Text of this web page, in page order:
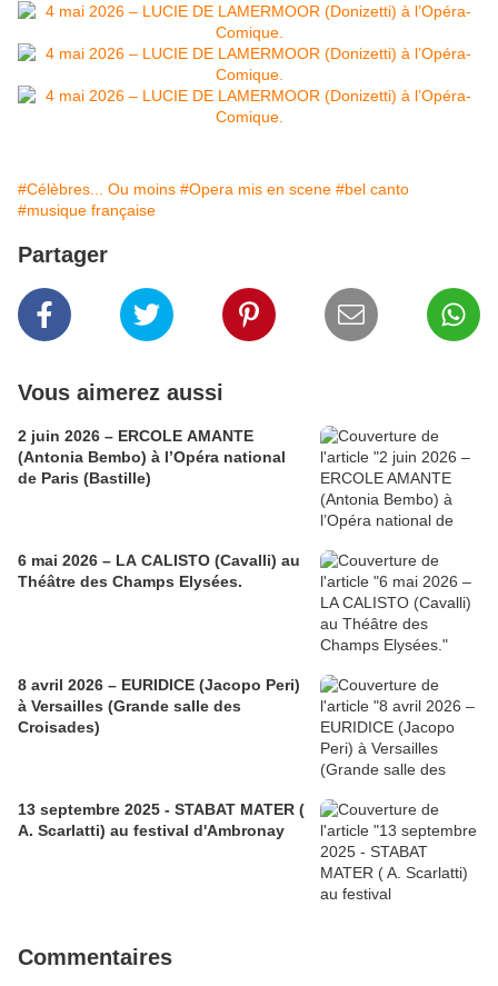
#Célèbres... Ou moins #Opera mis en scene #bel canto
#musique française
Partager
Vous aimerez aussi
2 juin 2026 – ERCOLE AMANTE
(Antonia Bembo) à l’Opéra national
de Paris (Bastille)
6 mai 2026 – LA CALISTO (Cavalli) au
Théâtre des Champs Elysées.
8 avril 2026 – EURIDICE (Jacopo Peri)
à Versailles (Grande salle des
Croisades)
13 septembre 2025 - STABAT MATER (
A. Scarlatti) au festival d'Ambronay
Commentaires